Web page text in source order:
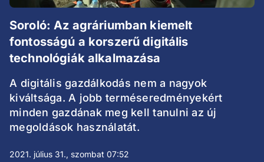
Soroló: Az agráriumban kiemelt
fontosságú a korszerű digitális
technológiák alkalmazása
A digitális gazdálkodás nem a nagyok
kiváltsága. A jobb terméseredményekért
minden gazdának meg kell tanulni az új
megoldások használatát.
2021. július 31., szombat 07:52